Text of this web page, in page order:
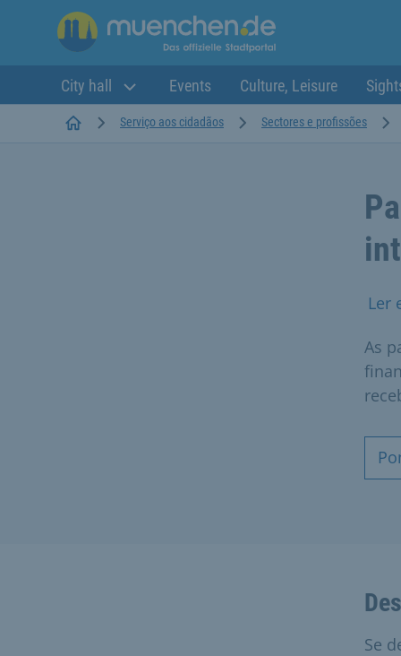
City hall Events Culture, Leisure
StartseiteServiço aos cidadãos Sectores e profissões
Ler
As
Se